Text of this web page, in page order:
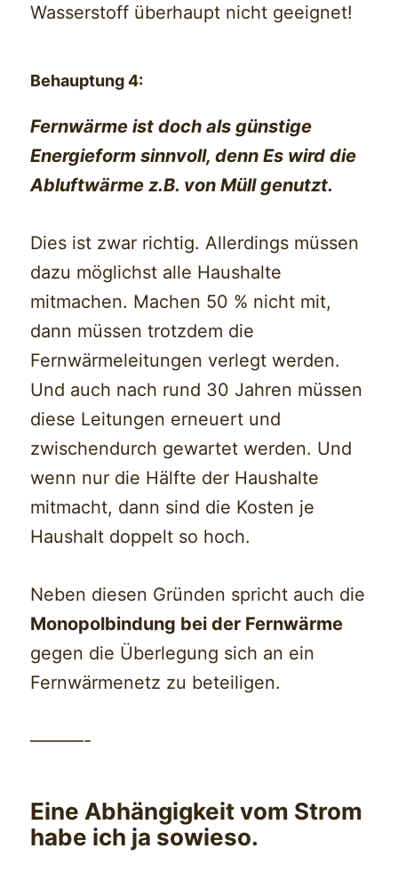
Wasserstoff überhaupt nicht geeignet!
Behauptung 4:
Fernwärme ist doch als günstige
Energieform sinnvoll, denn Es wird die
Abluftwärme z.B. von Müll genutzt.
Dies ist zwar richtig. Allerdings müssen
dazu möglichst alle Haushalte
mitmachen. Machen 50 % nicht mit,
dann müssen trotzdem die
Fernwärmeleitungen verlegt werden.
Und auch nach rund 30 Jahren müssen
diese Leitungen erneuert und
zwischendurch gewartet werden. Und
wenn nur die Hälfte der Haushalte
mitmacht, dann sind die Kosten je
Haushalt doppelt so hoch.
Neben diesen Gründen spricht auch die
Monopolbindung bei der Fernwärme
gegen die Überlegung sich an ein
Fernwärmenetz zu beteiligen.
———-
Eine Abhängigkeit vom Strom
habe ich ja sowieso.